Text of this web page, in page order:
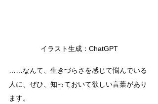
イラスト生成：ChatGPT
……なんて、生きづらさを感じて悩んでいる
人に、ぜひ、知っておいて欲しい言葉があり
ます。